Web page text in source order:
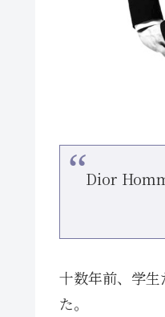
Dior
十数年前、学
た。